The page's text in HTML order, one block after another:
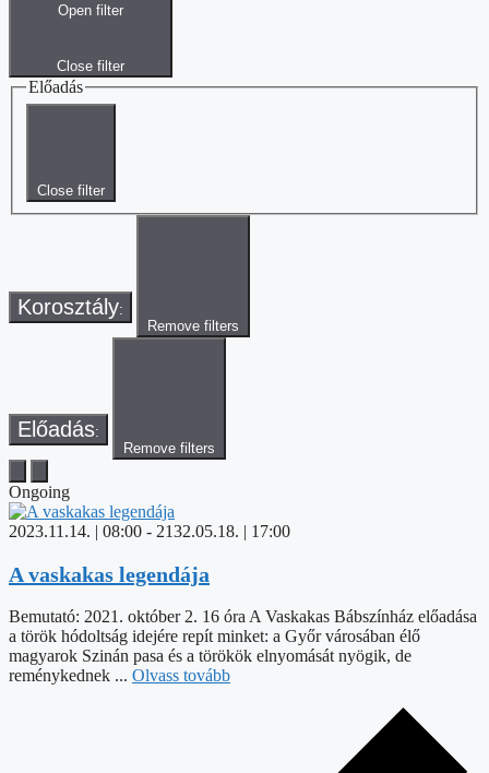
Open filter
Close filter
Előadás
Close filter
Korosztály:
Remove filters
Előadás:
Remove filters
Ongoing
2023.11.14. | 08:00 - 2132.05.18. | 17:00
A vaskakas legendája
Bemutató: 2021. október 2. 16 óra A Vaskakas Bábszínház előadása
a török hódoltság idejére repít minket: a Győr városában élő
magyarok Szinán pasa és a törökök elnyomását nyögik, de
reménykednek ... Olvass tovább